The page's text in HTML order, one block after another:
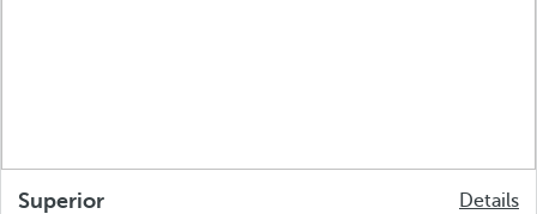
Superior
Details